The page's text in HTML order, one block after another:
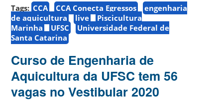
Tags: CCA CCA Conecta Egressos
engenharia
de aquicultura
live
Piscicultura
Marinha
UFSC
Universidade Federal de
Santa Catarina
Curso de Engenharia de
Aquicultura da UFSC tem 56
vagas no Vestibular 2020